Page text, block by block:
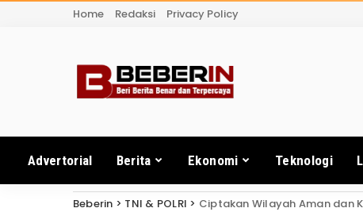
Home Redaksi Privacy Policy
Advertorial Berita Ekonomi Teknologi
Beberin > TNI & POLRI > Ciptakan Wilayah Aman dan